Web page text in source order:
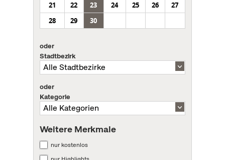
21
22 23 24 25 26
27
28
29 30
oder
Stadtbezirk
oder
Kategorie
Weitere Merkmale
nur kostenlos